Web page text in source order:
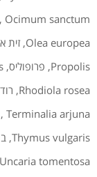
Ocimum sanctum
,
Olea europea
, זית
Propolis
, פרופוליס,
Rhodiola rosea
,
Terminalia arjuna
,
Thymus vulgaris
,
Uncaria tomentosa